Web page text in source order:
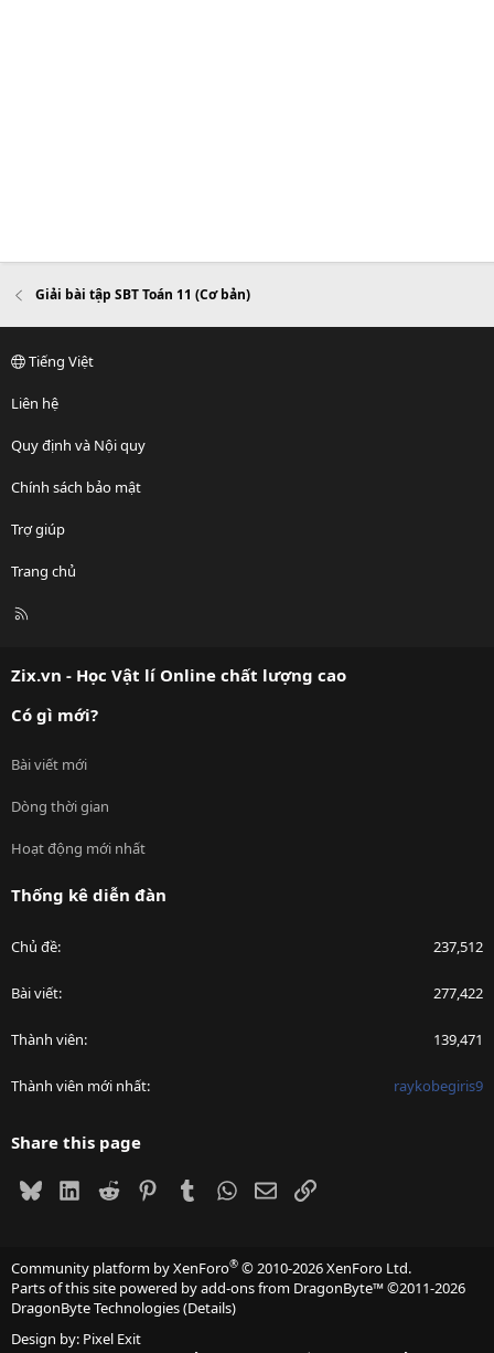
Giải bài tập SBT Toán 11 (Cơ bản)
Tiếng Việt
Liên hệ
Quy định và Nội quy
Chính sách bảo mật
Trợ giúp
Trang chủ
R
Zix.vn - Học Vật lí Online chất lượng cao
Có gì mới?
Bài viết mới
Dòng thời gian
Hoạt động mới nhất
Thống kê diễn đàn
Chủ đề 237,512
Bài viết 277,422
Thành viên 139,471
Thành viên mới nhất raykobegiris9
Share this page
BlueskyLinkedIn
Reddit PinterestTumblrWhatsApp
EmailLink
Community platform by XenForo® © 2010-2026 XenForo Ltd.
Parts of this site powered byadd-ons from DragonByte™©2011-2026
DragonByte Technologies(Details)
Design by: Pixel Exit